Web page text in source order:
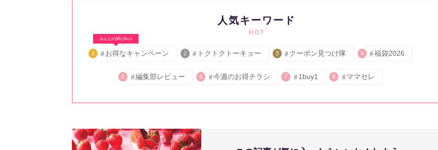
人気キーワード
HOT
みんなの関心No.1
1 お得なキャンペーン 2 トクトクトーキョー 3 クーポン見つけ隊 4 福袋2026
5 編集部レビュー 6 今週のお得チラシ 7 1buy1 8 ママセレ